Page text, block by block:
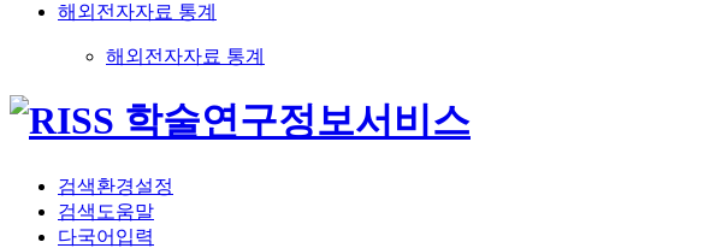
해외전자자료 통계
해외전자자료 통계
검색환경설정
검색도움말
다국어입력